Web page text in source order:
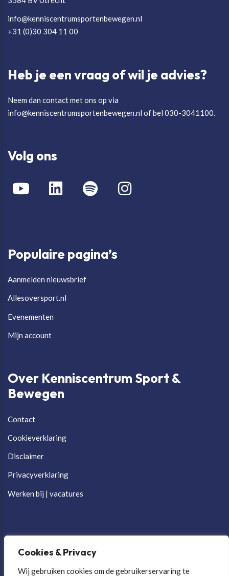
Cookies & Privacy
Wij gebruiken cookies om de gebruikerservaring te
info@kenniscentrumsportenbewegen.nl
+31 (0)30 304 11 00
Heb je een vraag of wil je advies?
Neem dan contact met ons op via
info@kenniscentrumsportenbewegen.nl of bel 030-3041100.
Volg ons
Populaire pagina’s
Aanmelden nieuwsbrief
Allesoversport.nl
Evenementen
Mijn account
Over Kenniscentrum Sport &
Bewegen
Contact
Cookieverklaring
Disclaimer
Privacyverklaring
Werken bij | vacatures